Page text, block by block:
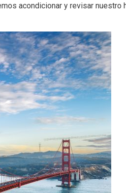
acondicionar y revisar